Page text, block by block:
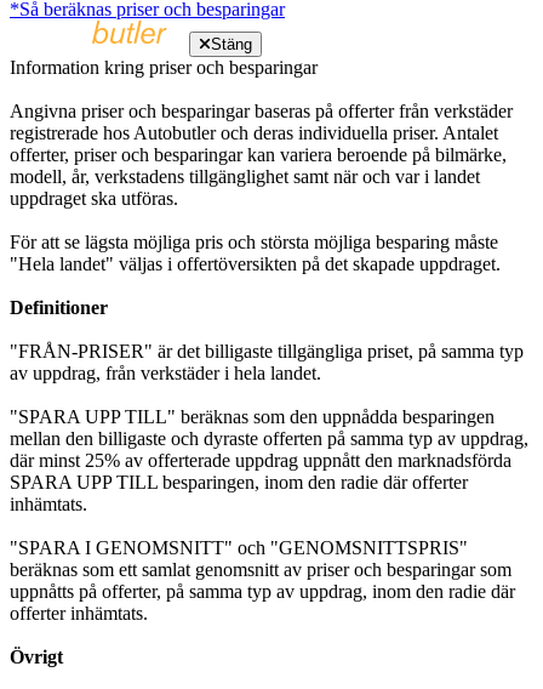
*Så beräknas priser och besparingar
Stäng
Information kring priser och besparingar
Angivna priser och besparingar baseras på offerter från verkstäder
registrerade hos Autobutler och deras individuella priser. Antalet
offerter, priser och besparingar kan variera beroende på bilmärke,
modell, år, verkstadens tillgänglighet samt när och var i landet
uppdraget ska utföras.
För att se lägsta möjliga pris och största möjliga besparing måste
"Hela landet" väljas i offertöversikten på det skapade uppdraget.
Definitioner
"FRÅN-PRISER" är det billigaste tillgängliga priset, på samma typ
av uppdrag, från verkstäder i hela landet.
"SPARA UPP TILL" beräknas som den uppnådda besparingen
mellan den billigaste och dyraste offerten på samma typ av uppdrag,
där minst 25% av offerterade uppdrag uppnått den marknadsförda
SPARA UPP TILL besparingen, inom den radie där offerter
inhämtats.
"SPARA I GENOMSNITT" och "GENOMSNITTSPRIS"
beräknas som ett samlat genomsnitt av priser och besparingar som
uppnåtts på offerter, på samma typ av uppdrag, inom den radie där
offerter inhämtats.
Övrigt